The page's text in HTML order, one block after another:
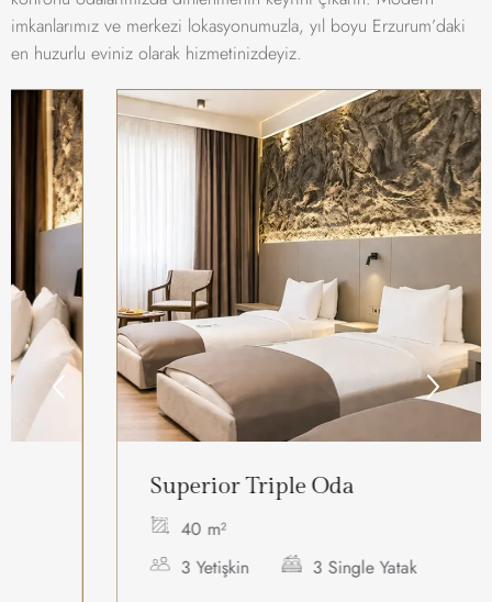
imkanlarımız ve merkezi lokasyonumuzla, yıl boyu Erzurum’daki
en huzurlu eviniz olarak hizmetinizdeyiz.
Superior Triple Oda
40 m²
3 Yetişkin
3 Single Yatak